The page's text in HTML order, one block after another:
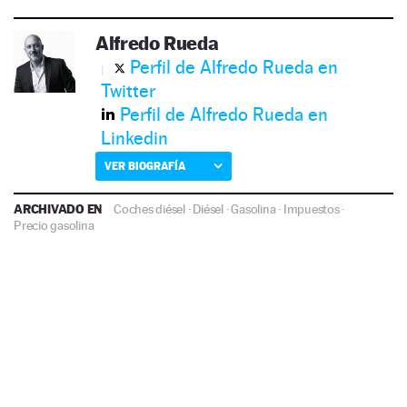
Alfredo Rueda
Perfil de Alfredo Rueda en
Twitter
Perfil de Alfredo Rueda en
Linkedin
VER BIOGRAFÍA
ARCHIVADO EN Coches diésel ·Diésel·Gasolina· Impuestos·
Precio gasolina